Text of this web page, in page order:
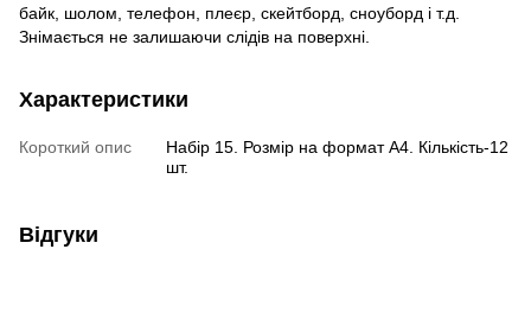
байк, шолом, телефон, плеєр, скейтборд, сноуборд і т.д.
Знімається не залишаючи слідів на поверхні.
Характеристики
Короткий опис
Набір 15. Розмір на формат А4. Кількість-12
шт.
Відгуки